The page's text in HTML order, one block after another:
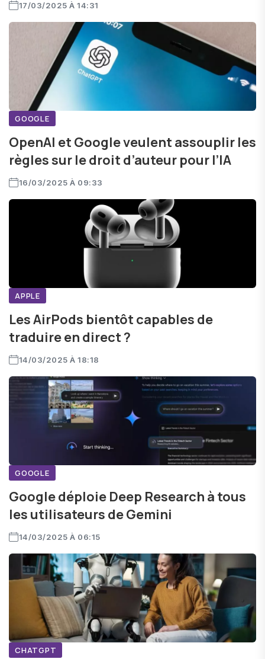
17/03/2025 À 14:31
GOOGLE
OpenAI et Google veulent assouplir les
règles sur le droit d’auteur pour l’IA
16/03/2025 À 09:33
APPLE
Les AirPods bientôt capables de
traduire en direct ?
14/03/2025 À 18:18
GOOGLE
Google déploie Deep Research à tous
les utilisateurs de Gemini
14/03/2025 À 06:15
CHATGPT